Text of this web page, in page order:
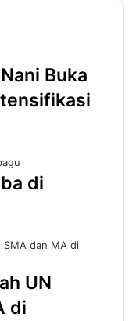
Buka
di
UN
di